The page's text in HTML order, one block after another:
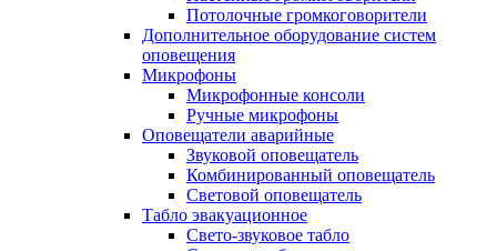
Потолочные громкоговорители
Дополнительное оборудование систем
оповещения
Микрофоны
Микрофонные консоли
Ручные микрофоны
Оповещатели аварийные
Звуковой оповещатель
Комбинированный оповещатель
Световой оповещатель
Табло эвакуационное
Свето-звуковое табло